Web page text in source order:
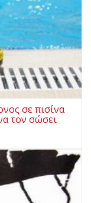
σε πισίνα
τον σώσει